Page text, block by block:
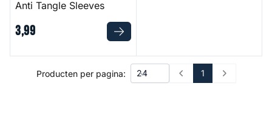
Anti Tangle Sleeves
3,99
Producten per pagina: Prev 1 Next